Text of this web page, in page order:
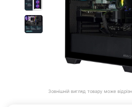
Зовнішній вигляд товару може